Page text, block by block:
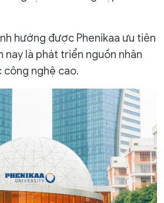
hướng được Phenikaa ưu tiên
nay là phát triển nguồn nhân
công nghệ cao.